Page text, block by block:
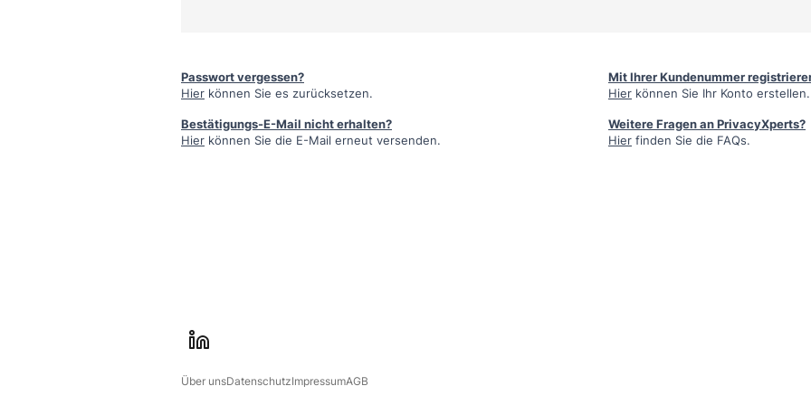
Passwort vergessen?
Hier können Sie es zurücksetzen.
Bestätigungs-E-Mail nicht erhalten?
Hier können Sie die E-Mail erneut versenden.
Mit Ihrer Kundenummer
Hier können Sie Ihr Konto erstellen.
Weitere Fragen an PrivacyXperts?
Hier finden Sie die FAQs.
i
Über unsDatenschutzImpressumAGB